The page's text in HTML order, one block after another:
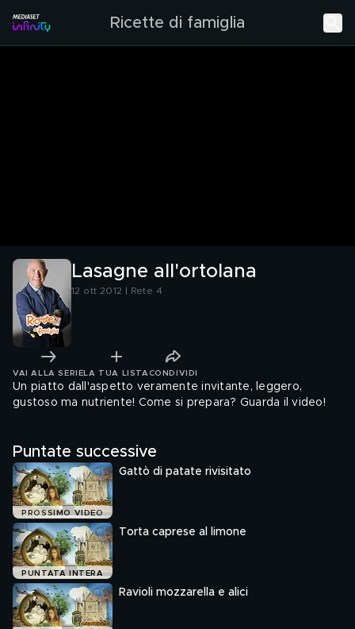
Ricette di famiglia
Lasagne all'ortolana
12 ott 2012 | Rete 4
VAI ALLA SERIE LA TUA LISTA CONDIVIDI
Un piatto dall'aspetto veramente invitante, leggero,
gustoso ma nutriente! Come si prepara? Guarda il video!
Puntate successive
PROSSIMO VIDEO
Gattò di patate rivisitato
PUNTATA INTERA
Torta caprese al limone
Ravioli mozzarella e alici